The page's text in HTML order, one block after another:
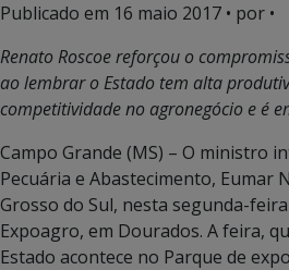
Publicado em 16 maio 2017 • por •
Renato Roscoe reforçou o
ao lembrar o Estado tem alta
competitividade no agronegócio e é
Campo Grande (MS) – O ministro
Pecuária e Abastecimento, Eumar
Grosso do Sul, nesta segunda-
Expoagro, em Dourados. A feira,
Estado acontece no Parque de